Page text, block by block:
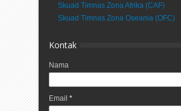
Skuad Timnas Zona Afrika (CAF)
Skuad Timnas Zona Oseania (OFC)
Kontak
Nama
Email *